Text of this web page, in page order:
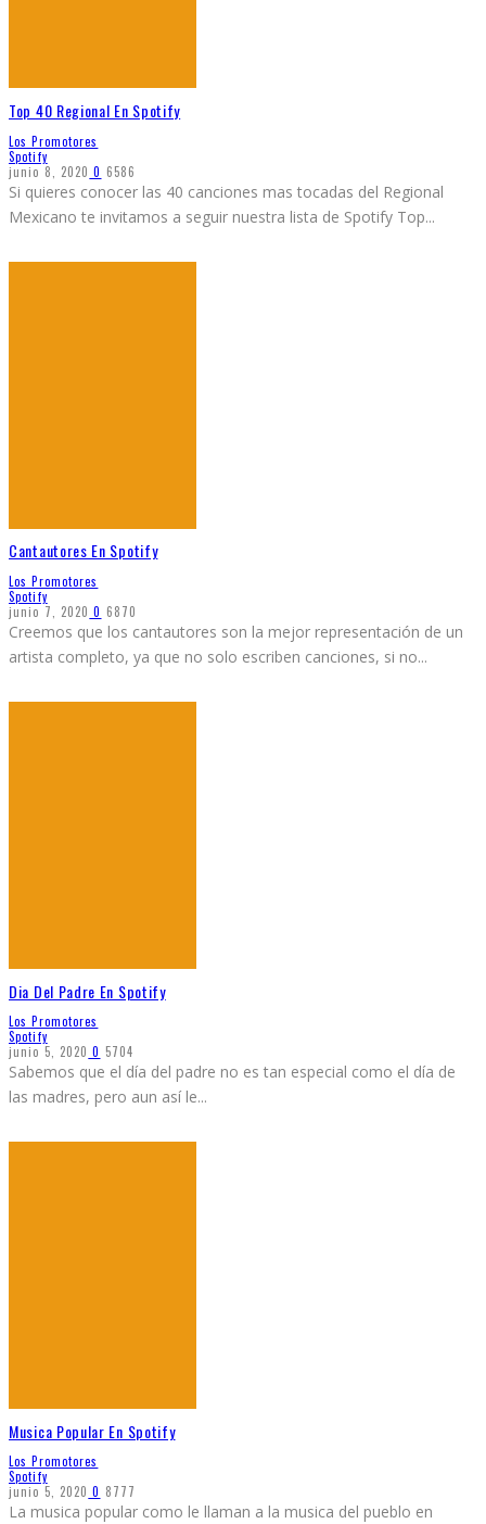
Top 40 Regional En Spotify
Los Promotores
Spotify
junio 8, 2020 0 6586
Si quieres conocer las 40 canciones mas tocadas del Regional
Mexicano te invitamos a seguir nuestra lista de Spotify Top...
Cantautores En Spotify
Los Promotores
Spotify
junio 7, 2020 0 6870
Creemos que los cantautores son la mejor representación de un
artista completo, ya que no solo escriben canciones, si no...
Dia Del Padre En Spotify
Los Promotores
Spotify
junio 5, 2020 0 5704
Sabemos que el día del padre no es tan especial como el día de
las madres, pero aun así le...
Musica Popular En Spotify
Los Promotores
Spotify
junio 5, 2020 0 8777
La musica popular como le llaman a la musica del pueblo en